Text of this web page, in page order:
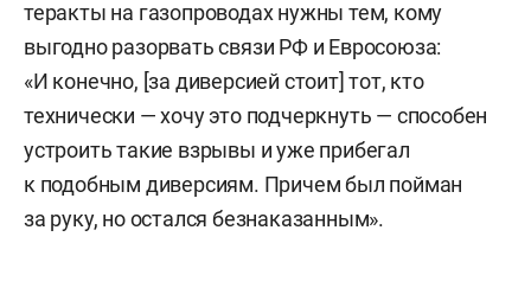
теракты на газопроводах нужны тем, кому
выгодно разорвать связи РФ и Евросоюза:
«И конечно, [за диверсией стоит] тот, кто
технически — хочу это подчеркнуть — способен
устроить такие взрывы и уже прибегал
к подобным диверсиям. Причем был пойман
за руку, но остался безнаказанным».